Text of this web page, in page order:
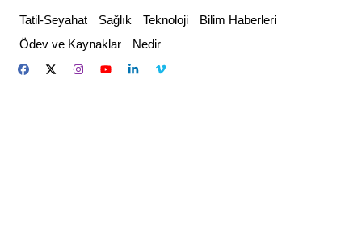
content
Tatil-Seyahat Sağlık Teknoloji
Bilim Haberleri
Ödev ve Kaynaklar
Nedir